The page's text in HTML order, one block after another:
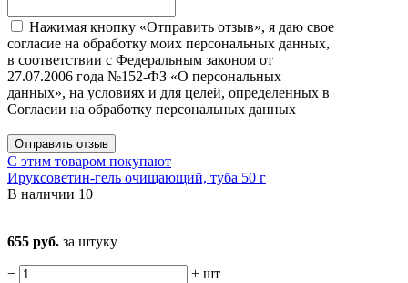
Нажимая кнопку «Отправить отзыв», я даю свое
согласие на обработку моих персональных данных,
в соответствии с Федеральным законом от
27.07.2006 года №152-ФЗ «О персональных
данных», на условиях и для целей, определенных в
Согласии на обработку персональных данных
Отправить отзыв
С этим товаром покупают
Ируксоветин-гель очищающий, туба 50 г
В наличии 10
655 руб. за штуку
− + шт